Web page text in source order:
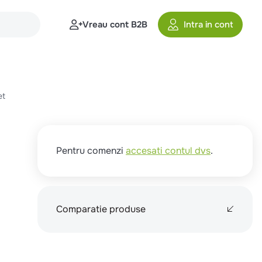
Vreau cont B2B Intra in cont
Pentru comenzi accesati contul dvs.
Comparatie produse